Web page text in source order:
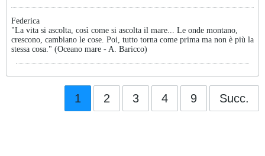
Federica
"La vita si ascolta, così come si ascolta il mare... Le onde montano,
crescono, cambiano le cose. Poi, tutto torna come prima ma non è più la
stessa cosa." (Oceano mare - A. Baricco)
1 2 3 4 9 Succ.